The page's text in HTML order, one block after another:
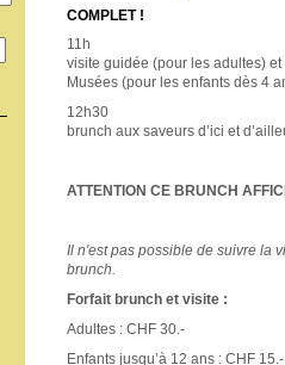
COMPLET !
11h
visite guidée (pour les adultes)
Musées (pour les enfants dès 4
12h30
brunch aux saveurs d’ici et
ATTENTION CE BRUNCH
Il n'est pas possible de suivre la
brunch.
Forfait brunch et visite :
Adultes : CHF 30.-
Enfants jusqu’à 12 ans : CHF